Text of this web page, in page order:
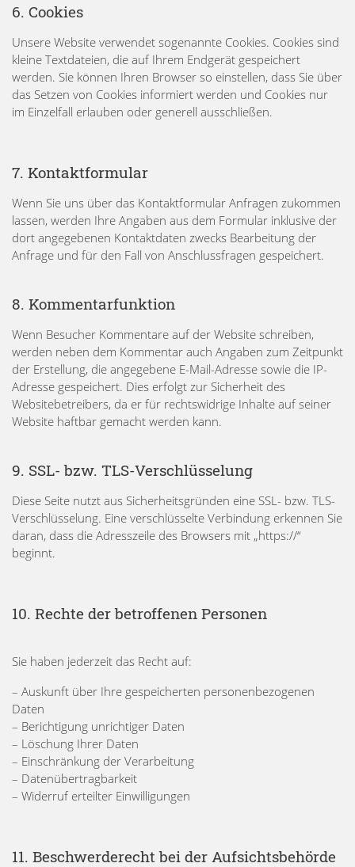
6. Cookies
Unsere Website verwendet sogenannte Cookies. Cookies sind
kleine Textdateien, die auf Ihrem Endgerät gespeichert
werden. Sie können Ihren Browser so einstellen, dass Sie über
das Setzen von Cookies informiert werden und Cookies nur
im Einzelfall erlauben oder generell ausschließen.
7. Kontaktformular
Wenn Sie uns über das Kontaktformular Anfragen zukommen
lassen, werden Ihre Angaben aus dem Formular inklusive der
dort angegebenen Kontaktdaten zwecks Bearbeitung der
Anfrage und für den Fall von Anschlussfragen gespeichert.
8. Kommentarfunktion
Wenn Besucher Kommentare auf der Website schreiben,
werden neben dem Kommentar auch Angaben zum Zeitpunkt
der Erstellung, die angegebene E-Mail-Adresse sowie die IP-
Adresse gespeichert. Dies erfolgt zur Sicherheit des
Websitebetreibers, da er für rechtswidrige Inhalte auf seiner
Website haftbar gemacht werden kann.
9. SSL- bzw. TLS-Verschlüsselung
Diese Seite nutzt aus Sicherheitsgründen eine SSL- bzw. TLS-
Verschlüsselung. Eine verschlüsselte Verbindung erkennen Sie
daran, dass die Adresszeile des Browsers mit „https://“
beginnt.
10. Rechte der betroffenen Personen
Sie haben jederzeit das Recht auf:
– Auskunft über Ihre gespeicherten personenbezogenen
Daten
– Berichtigung unrichtiger Daten
– Löschung Ihrer Daten
– Einschränkung der Verarbeitung
– Datenübertragbarkeit
– Widerruf erteilter Einwilligungen
11. Beschwerderecht bei der Aufsichtsbehörde